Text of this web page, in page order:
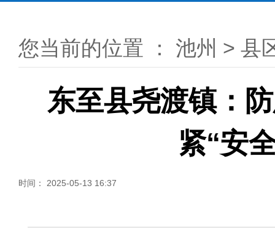
您当前的位置 ： 池州 > 县
东至县尧渡镇：
紧“安
时间： 2025-05-13 16:37